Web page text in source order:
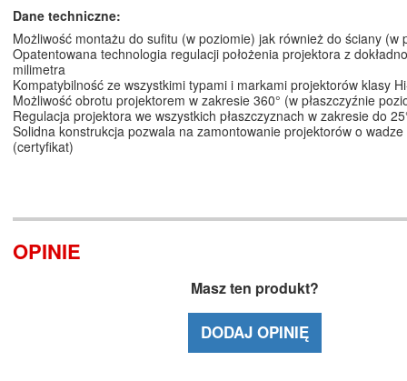
Dane techniczne:
Możliwość montażu do sufitu (w poziomie) jak również do ściany (w
Opatentowana technologia regulacji położenia projektora z
milimetra
Kompatybilność ze wszystkimi typami i markami projektorów klasy
Możliwość obrotu projektorem w zakresie 360° (w płaszczyźnie
Regulacja projektora we wszystkich płaszczyznach w zakresie do
Solidna konstrukcja pozwala na zamontowanie projektorów o
(certyfikat)
OPINIE
Masz ten produkt?
DODAJ OPINIĘ